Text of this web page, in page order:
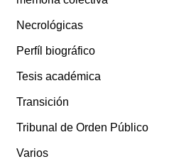
Necrológicas
Perfíl biográfico
Tesis académica
Transición
Tribunal de Orden Público
Varios